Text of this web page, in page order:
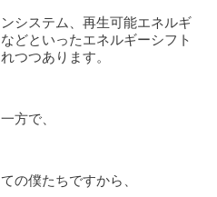
システム、再生可能エネルギ
どといったエネルギーシフト
つつあります。
方で、
の僕たちですから、